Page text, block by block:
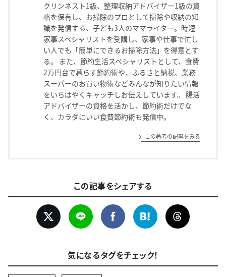
クリンネスト1級、整理収納アドバイザー1級の資
格を保有し、お掃除のプロとして掃除や収納の知
識を発信する、子ども3人のママライター。時短
家事スペシャリストを受講し、家事や仕事で忙し
い人でも「簡単にできるお掃除方法」を得意とす
る。 また、節約生活スペシャリストとして、食費
2万円台で暮らす節約術や、ふるさと納税、業務
スーパーのお買い物術などみんなが知りたい情報
をいちはやくキャッチしお伝えしています。 腸活
アドバイザーの資格を活かし、節約術だけでな
く、カラダにいい食費節約術も発信中。
この著者の記事をみる
この記事をシェアする
気になるタグをチェック！